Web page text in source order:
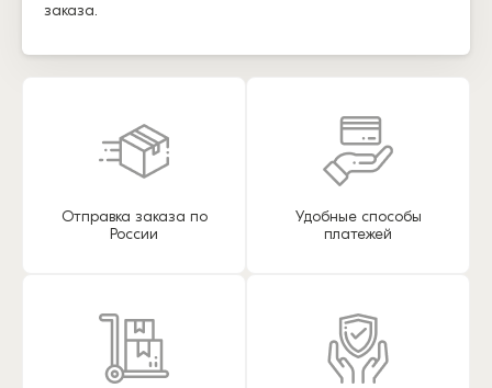
заказа.
Отправка заказа по
России
Удобные способы
платежей